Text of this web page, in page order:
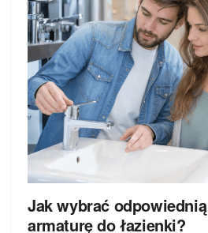
Jak wybrać odpowiednią
armaturę do łazienki?